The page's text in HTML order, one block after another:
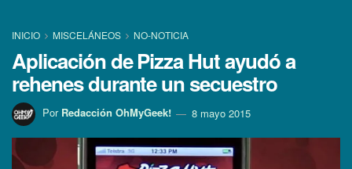
INICIO MISCELÁNEOS NO-NOTICIA
Aplicación de Pizza Hut ayudó a
rehenes durante un secuestro
Por Redacción OhMyGeek! 8 mayo 2015